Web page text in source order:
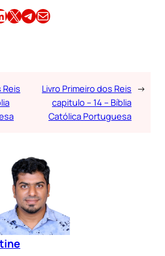
Share this article on X Share this article on TelegramEmail this Article
Reis
Livro Primeiro dos Reis
capitulo – 14 – Bíblia
Católica Portuguesa
→